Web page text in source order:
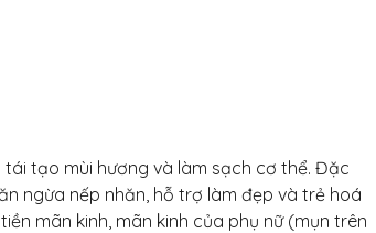
tạo mùi hương và làm sạch cơ thể. Đặc
ngừa nếp nhăn, hỗ trợ làm đẹp và trẻ hoá
mãn kinh, mãn kinh của phụ nữ (mụn trên